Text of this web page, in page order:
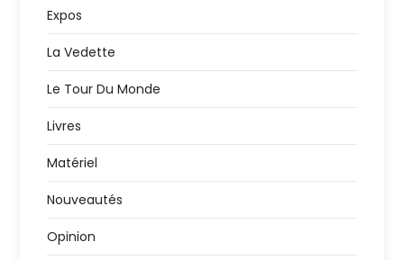
Expos
La Vedette
Le Tour Du Monde
Livres
Matériel
Nouveautés
Opinion